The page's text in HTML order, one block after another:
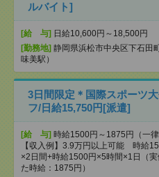
ルバイト]
[給 与] 日給10,600円～18,500円
[勤務地] 静岡県浜松市中央区下石田
味美駅）
3日間限定＊国際スポーツ
フ/日給15,750円[派遣]
[給 与] 時給1500円～1875円（一律
【収入例】3.9万円以上可能 時給
×2日間+時給1500円×5時間×1日（実
た時給：1875円）